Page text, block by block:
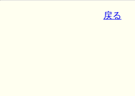
戻る